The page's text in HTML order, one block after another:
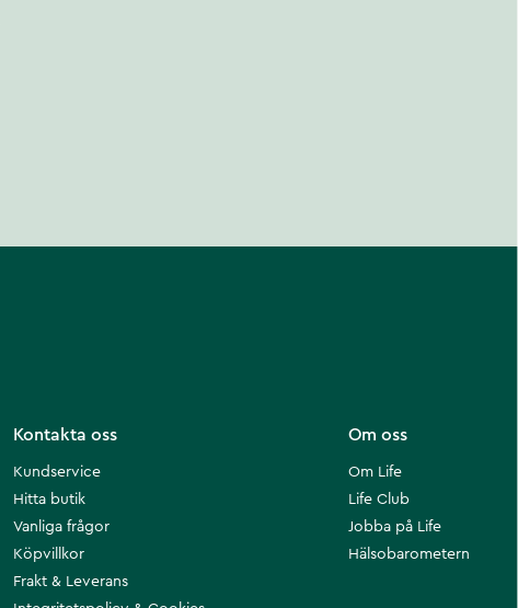
Om oss
Om Life
Life Club
Jobba på Life
Hälsobarometern
Kontakta oss
Kundservice
Hitta butik
Vanliga frågor
Köpvillkor
Frakt & Leverans